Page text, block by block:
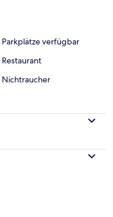
Parkplätze verfügbar
Restaurant
Nichtraucher